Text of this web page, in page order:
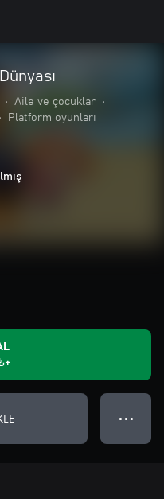
• Aile ve çocuklar
•
• Platform oyunları
● ● ●